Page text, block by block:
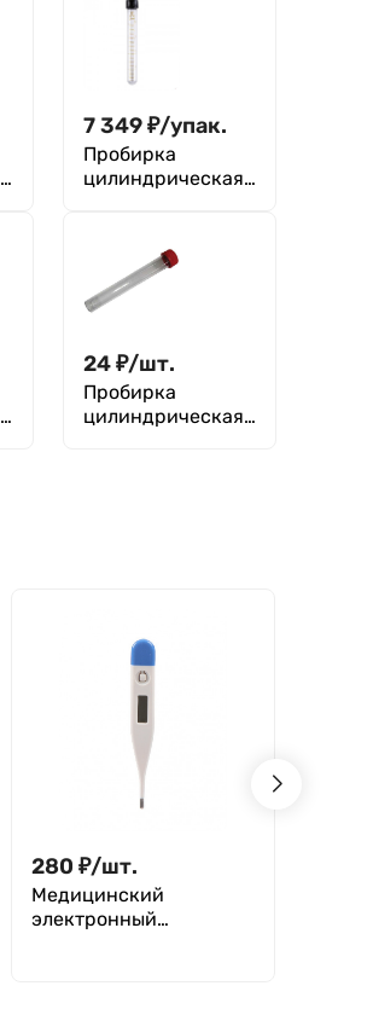
7 349₽/упак.
Пробирка
цилиндрическая
крышкой и
делениями,
стерильная, п/с,
24₽/шт.
Пробирка
цилиндрическая
280 ₽/шт.
Медицинский
электронный